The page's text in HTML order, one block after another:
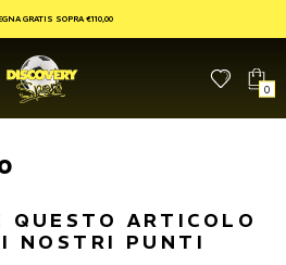
GRATIS SOPRA €110,00
0
QUESTO ARTICOLO
NOSTRI PUNTI